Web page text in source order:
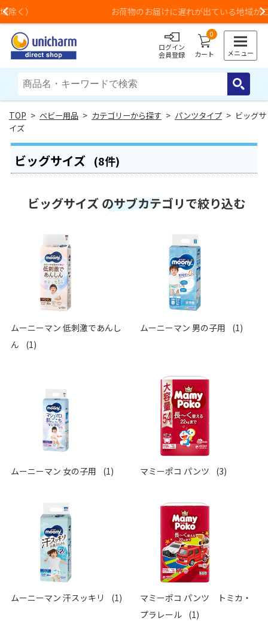
Previous お荷物のお届けに遅れが出ている地域がございます
ログイン
会員登録
0
カート メニュー
> ベビー用品 > カテゴリーから探す > パンツタイプ > ビッグサ
イズ
ビッグサイズ (8件)
ビッグサイズ のサブカテゴリで絞り込む
ムーニーマン 低刺激であんし
ん
(1)
ムーニーマン 男の子用 (1)
ムーニーマン 女の子用 (1) マミーポコ パンツ (3)
ムーニーマン 汗スッキリ (1)
マミーポコ パンツ トミカ・
プラレール (1)